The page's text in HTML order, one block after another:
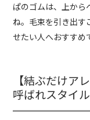
ぱのゴムは、上から
ね。毛束を引き出す
せたい人へおすすめ
【結ぶだけア
呼ばれスタイ